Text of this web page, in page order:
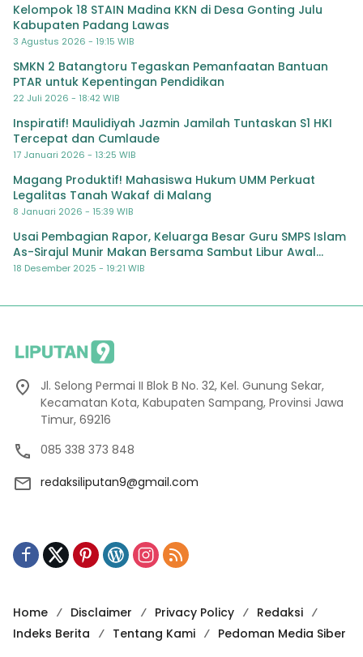
Kelompok 18 STAIN Madina KKN di Desa Gonting Julu
Kabupaten Padang Lawas
3 Agustus 2026 - 19:15 WIB
SMKN 2 Batangtoru Tegaskan Pemanfaatan Bantuan
PTAR untuk Kepentingan Pendidikan
22 Juli 2026 - 18:42 WIB
Inspiratif! Maulidiyah Jazmin Jamilah Tuntaskan S1 HKI
Tercepat dan Cumlaude
17 Januari 2026 - 13:25 WIB
Magang Produktif! Mahasiswa Hukum UMM Perkuat
Legalitas Tanah Wakaf di Malang
8 Januari 2026 - 15:39 WIB
Usai Pembagian Rapor, Keluarga Besar Guru SMPS Islam
As-Sirajul Munir Makan Bersama Sambut Libur Awal
Semester
18 Desember 2025 - 19:21 WIB
Jl. Selong Permai II Blok B No. 32, Kel. Gunung Sekar,
Kecamatan Kota, Kabupaten Sampang, Provinsi Jawa
Timur, 69216
085 338 373 848
redaksiliputan9@gmail.com
Home Disclaimer Privacy Policy
Redaksi
Indeks Berita
Tentang Kami
Pedoman Media Siber